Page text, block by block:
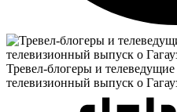
Тревел-блогеры и
телевизионный выпуск о